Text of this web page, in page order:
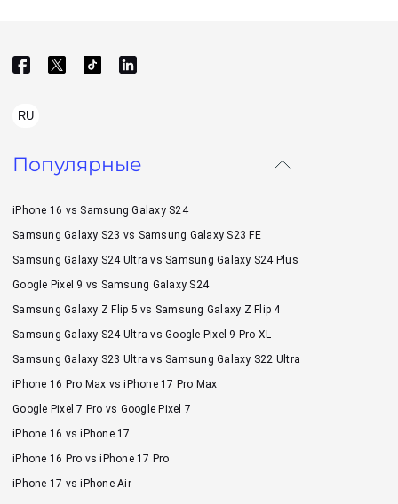
RU
Популярные
iPhone 16 vs Samsung Galaxy S24
Samsung Galaxy S23 vs Samsung Galaxy S23 FE
Samsung Galaxy S24 Ultra vs Samsung Galaxy S24 Plus
Google Pixel 9 vs Samsung Galaxy S24
Samsung Galaxy Z Flip 5 vs Samsung Galaxy Z Flip 4
Samsung Galaxy S24 Ultra vs Google Pixel 9 Pro XL
Samsung Galaxy S23 Ultra vs Samsung Galaxy S22 Ultra
iPhone 16 Pro Max vs iPhone 17 Pro Max
Google Pixel 7 Pro vs Google Pixel 7
iPhone 16 vs iPhone 17
iPhone 16 Pro vs iPhone 17 Pro
iPhone 17 vs iPhone Air